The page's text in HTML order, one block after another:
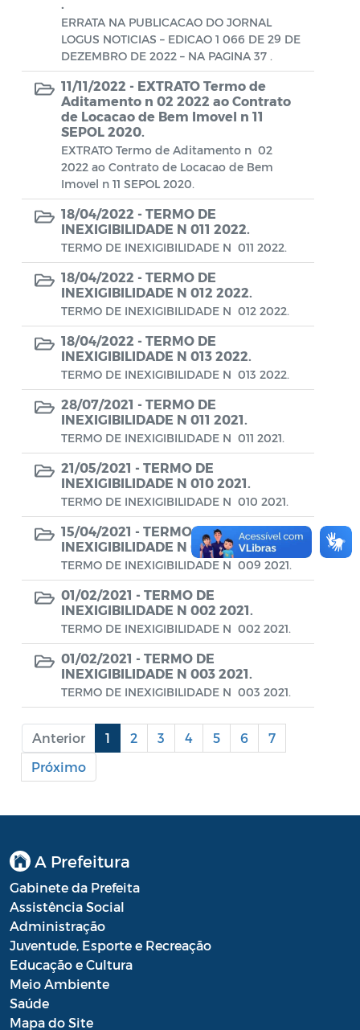
Conselho Municipal - CACS FUNDEB
Conselho Municipal de Assistência Social
de Araruama - COMASO
Conselho Municipal de Educação
Conselho Municipal de Habitação -
CMHA
Conselho Municipal de Turismo
Conselho Municipal do Desenvolvimento
Sustentável Rural e Pesqueiro de
Araruama – COMDESURP-AR
Conselho Municipal do Idoso (COMID)
Conselho Municipal do Meio Ambiente -
Conselho Municipal dos Direitos da
Criança e do Adolescente de Araruama -
CMDCAA
Contratos
Convênio
Convocação
Diário oficial
Emendas Parlamentares
Extrato de Contratos
Instruções Normativas
JARI - Junta Recursos de Infração de
Licenças Específicas
Portal do Contribuinte
ERRATA NA PUBLICACAO DO JORNAL
LOGUS NOTICIAS – EDICAO 1 066 DE 29 DE
DEZEMBRO DE 2022 – NA PAGINA 37 .
11/11/2022 - EXTRATO Termo de
Aditamento n 02 2022 ao Contrato
de Locacao de Bem Imovel n 11
SEPOL 2020.
EXTRATO Termo de Aditamento n 02
2022 ao Contrato de Locacao de Bem
Imovel n 11 SEPOL 2020.
18/04/2022 - TERMO DE
INEXIGIBILIDADE N 011 2022.
TERMO DE INEXIGIBILIDADE N 011 2022.
18/04/2022 - TERMO DE
INEXIGIBILIDADE N 012 2022.
TERMO DE INEXIGIBILIDADE N 012 2022.
18/04/2022 - TERMO DE
INEXIGIBILIDADE N 013 2022.
TERMO DE INEXIGIBILIDADE N 013 2022.
28/07/2021 - TERMO DE
INEXIGIBILIDADE N 011 2021.
TERMO DE INEXIGIBILIDADE N 011 2021.
21/05/2021 - TERMO DE
INEXIGIBILIDADE N 010 2021.
TERMO DE INEXIGIBILIDADE N 010 2021.
15/04/2021 - TERMO DE
INEXIGIBILIDADE N 009 2021.
TERMO DE INEXIGIBILIDADE N 009 2021.
01/02/2021 - TERMO DE
INEXIGIBILIDADE N 002 2021.
TERMO DE INEXIGIBILIDADE N 002 2021.
01/02/2021 - TERMO DE
INEXIGIBILIDADE N 003 2021.
TERMO DE INEXIGIBILIDADE N 003 2021.
Anterior 1 2 3 4 5 6
7
Próximo
A Prefeitura
Gabinete da Prefeita
Assistência Social
Administração
Juventude, Esporte e Recreação
Educação e Cultura
Meio Ambiente
Saúde
Mapa do Site